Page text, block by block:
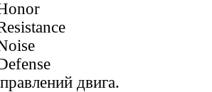
двига.